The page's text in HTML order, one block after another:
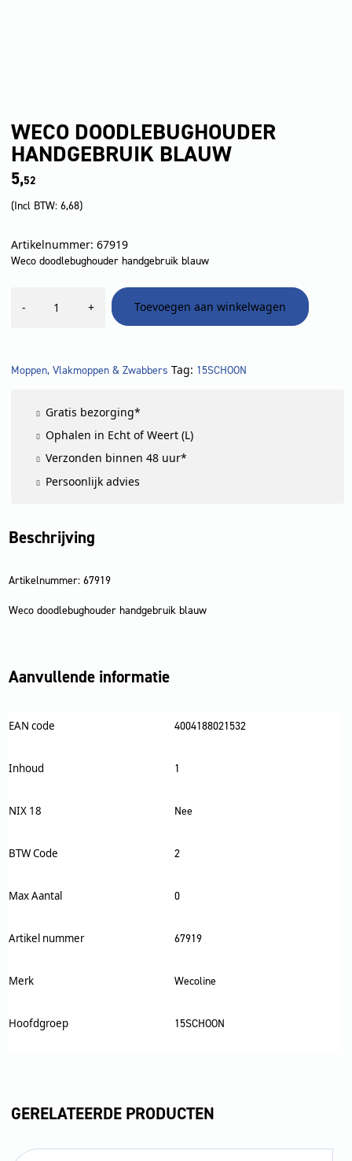
WECO DOODLEBUGHOUDER
HANDGEBRUIK BLAUW
5,52
(Incl BTW: 6,68)
Artikelnummer: 67919
Weco doodlebughouder handgebruik blauw
-
doodlebughouder + Toevoegen aan winkelwagen
Moppen, Vlakmoppen & Zwabbers Tag: 15SCHOON
Gratis bezorging*
Ophalen in Echt of Weert (L)
Verzonden binnen 48 uur*
Persoonlijk advies
Beschrijving
Artikelnummer: 67919
Weco doodlebughouder handgebruik blauw
Aanvullende informatie
EAN code 4004188021532
Inhoud 1
NIX 18 Nee
BTW Code 2
Max Aantal 0
Artikel nummer 67919
Merk Wecoline
Hoofdgroep 15SCHOON
GERELATEERDE PRODUCTEN